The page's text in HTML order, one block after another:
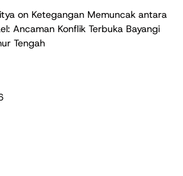
on Ketegangan Memuncak antara
Ancaman Konflik Terbuka Bayangi
Tengah